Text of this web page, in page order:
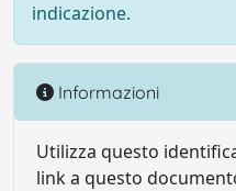
indicazione.
Informazioni
Utilizza questo
link a questo